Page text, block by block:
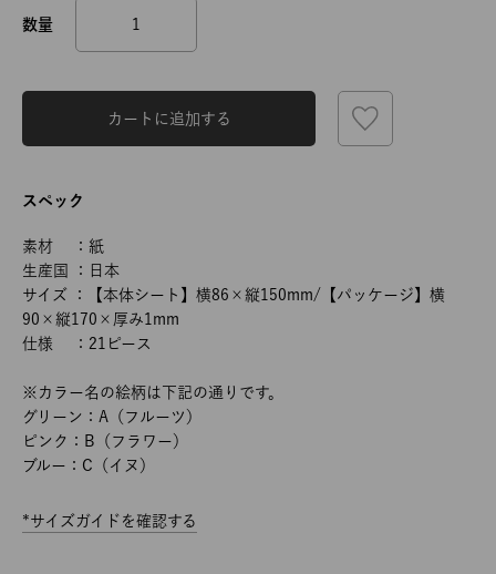
カートに追加する
スペック
素材 ：紙
生産国 ：日本
サイズ ：【本体シート】横86×縦150mm/【パッケージ】横
90×縦170×厚み1mm
仕様 ：21ピース
※カラー名の絵柄は下記の通りです。
グリーン：A（フルーツ）
ピンク：B（フラワー）
ブルー：C（イヌ）
*サイズガイドを確認する